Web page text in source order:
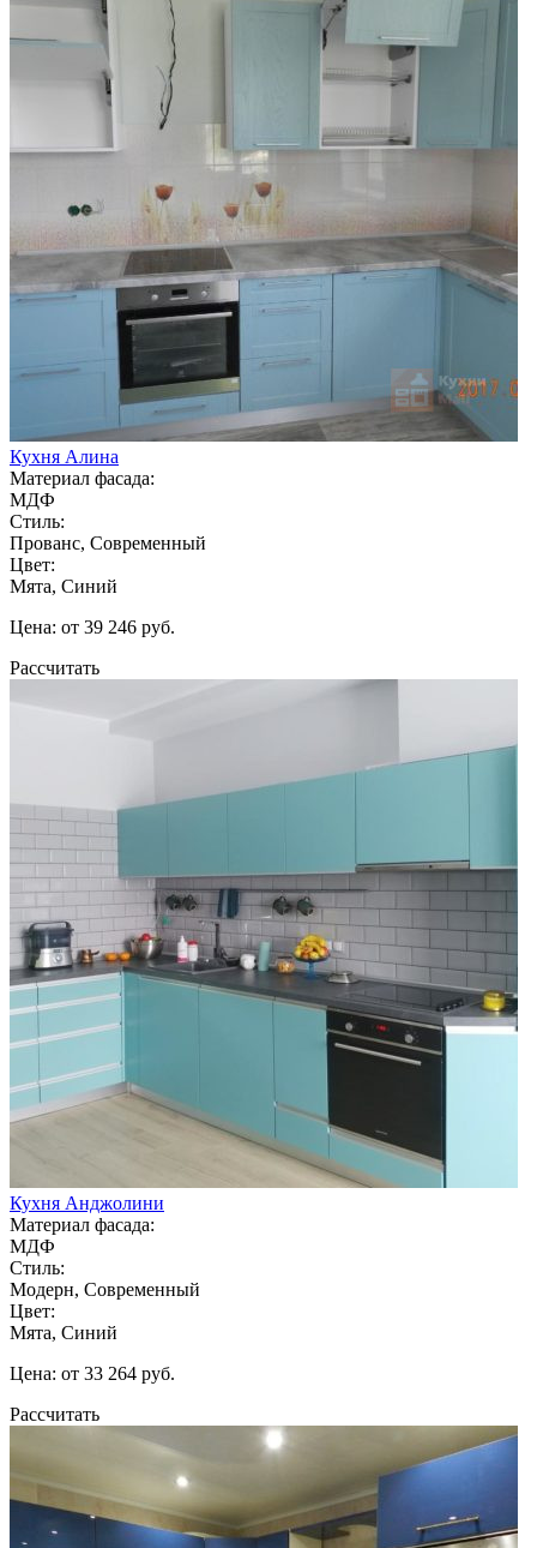
Кухня Алина
Материал фасада:
МДФ
Стиль:
Прованс, Современный
Цвет:
Мята, Синий
Цена: от 39 246 руб.
Рассчитать
Кухня Анджолини
Материал фасада:
МДФ
Стиль:
Модерн, Современный
Цвет:
Мята, Синий
Цена: от 33 264 руб.
Рассчитать